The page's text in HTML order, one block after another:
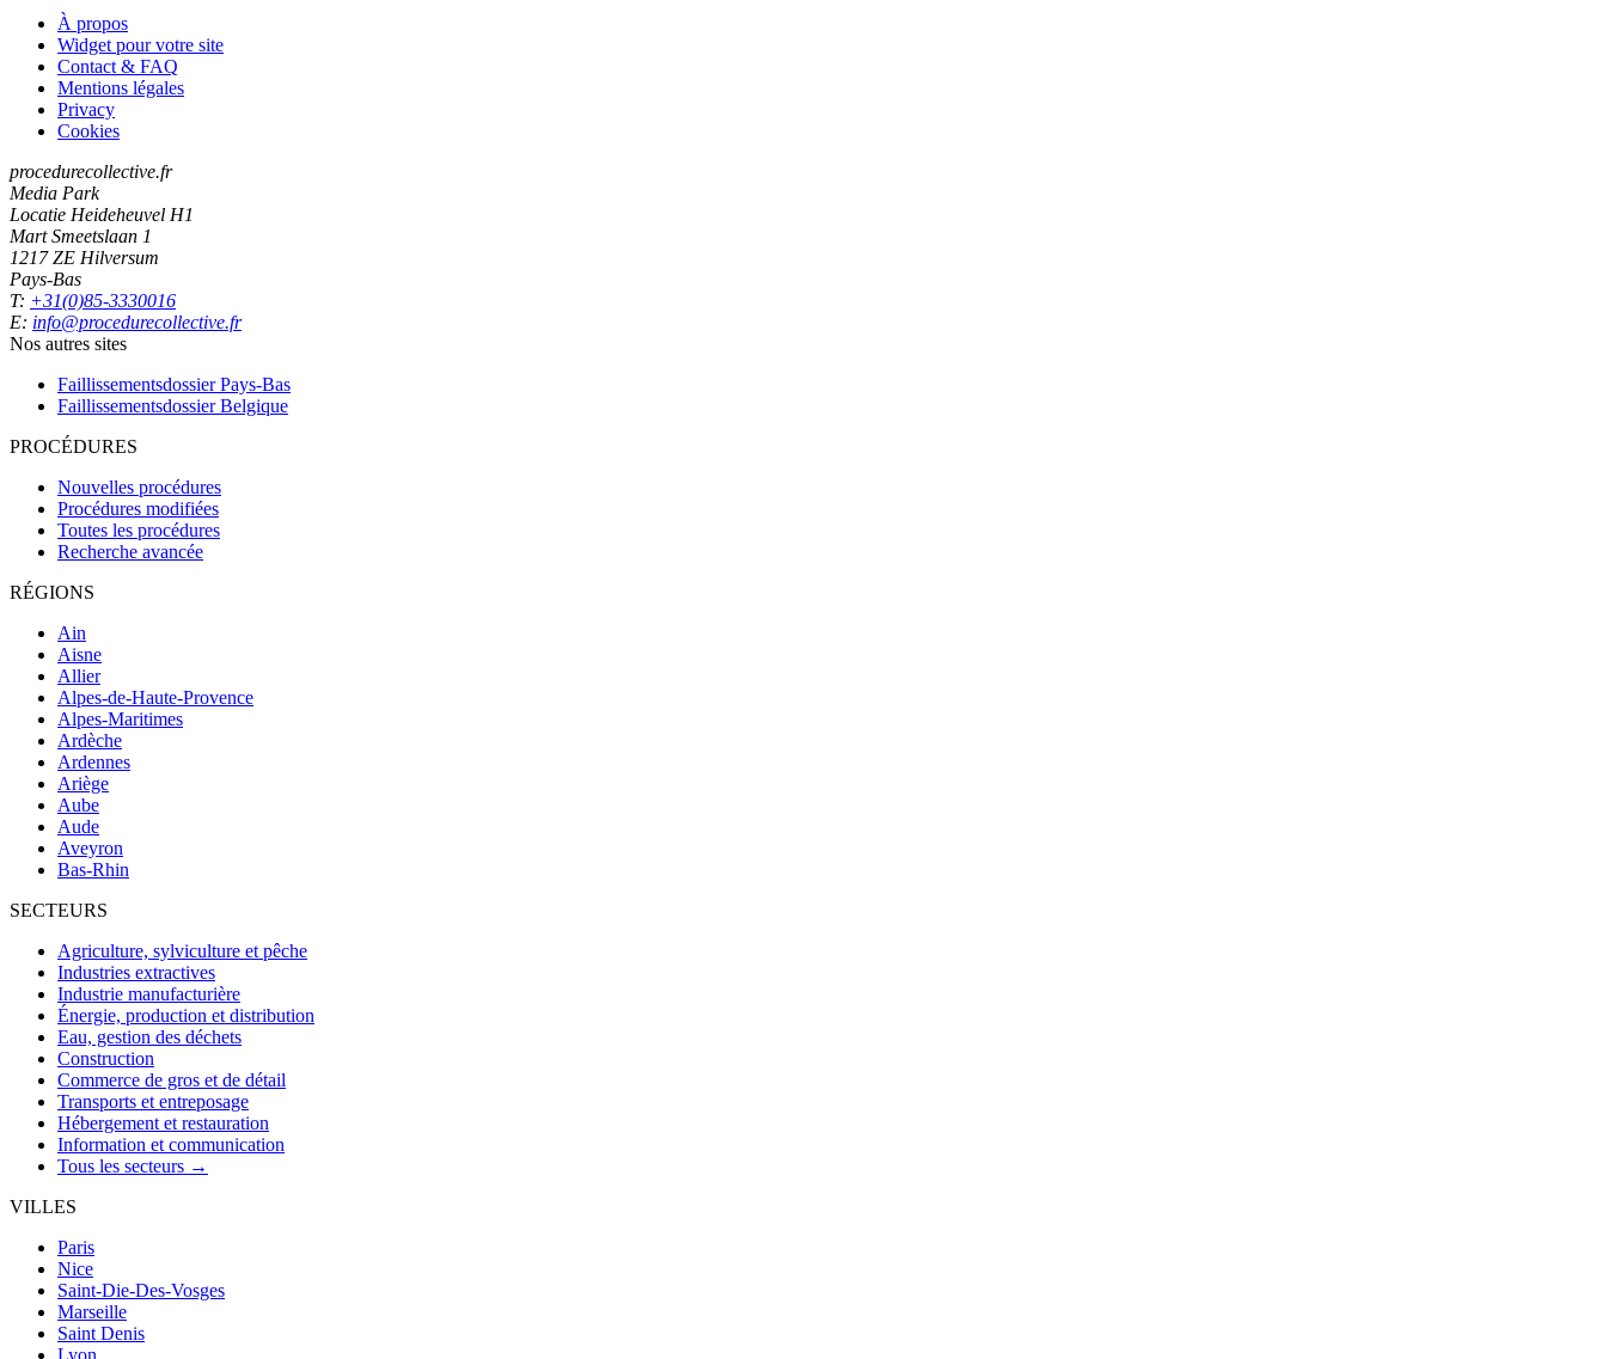
À propos
Widget pour votre site
Contact & FAQ
Mentions légales
Privacy
Cookies
procedurecollective.fr
Media Park
Locatie Heideheuvel H1
Mart Smeetslaan 1
1217 ZE Hilversum
Pays-Bas
T: +31(0)85-3330016
E: info@procedurecollective.fr
Nos autres sites
Faillissementsdossier Pays-Bas
Faillissementsdossier Belgique
PROCÉDURES
Nouvelles procédures
Procédures modifiées
Toutes les procédures
Recherche avancée
RÉGIONS
Ain
Aisne
Allier
Alpes-de-Haute-Provence
Alpes-Maritimes
Ardèche
Ardennes
Ariège
Aube
Aude
Aveyron
Bas-Rhin
SECTEURS
Agriculture, sylviculture et pêche
Industries extractives
Industrie manufacturière
Énergie, production et distribution
Eau, gestion des déchets
Construction
Commerce de gros et de détail
Transports et entreposage
Hébergement et restauration
Information et communication
Tous les secteurs →
VILLES
Paris
Nice
Saint-Die-Des-Vosges
Marseille
Saint Denis
Lyon